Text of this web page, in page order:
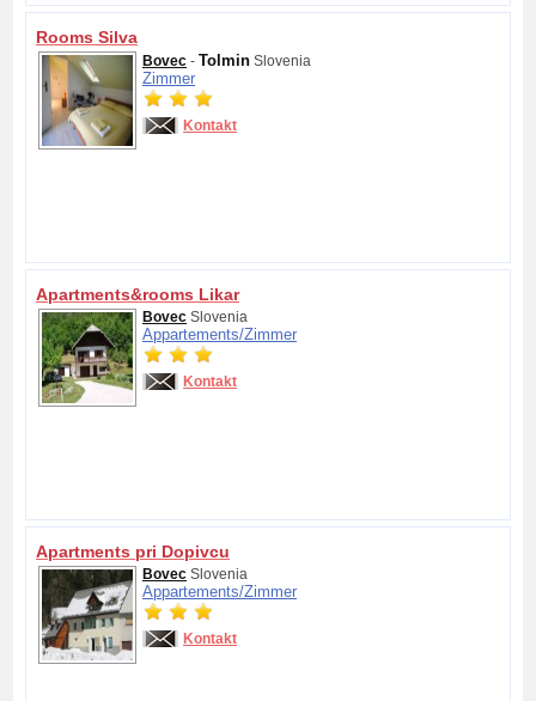
Rooms Silva
Bovec - Tolmin Slovenia
Zimmer
Kontakt
Apartments&rooms Likar
Bovec Slovenia
Appartements/Zimmer
Kontakt
Apartments pri Dopivcu
Bovec Slovenia
Appartements/Zimmer
Kontakt